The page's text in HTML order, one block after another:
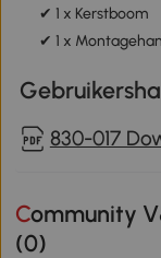
✔ 1 x Kerstboom
✔ 1 x
830-017
Community V&A (Vragen en Antwoorden)
(0)